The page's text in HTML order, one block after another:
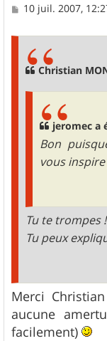
M10 juil. 2007,
Christian
jeromec a
Bon
vous
Tu te trompes
Tu peux
Merci
aucune
facilement)